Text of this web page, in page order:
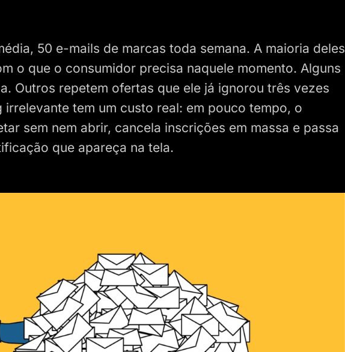
50 e-mails de marcas toda semana. A maioria deles
o que o consumidor precisa naquele momento. Alguns
Outros repetem ofertas que ele já ignorou três vezes
irrelevante tem um custo real: em pouco tempo, o
sem nem abrir, cancela inscrições em massa e passa
que apareça na tela.